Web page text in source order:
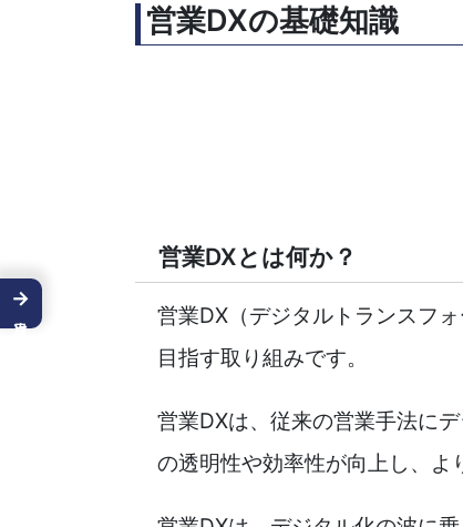
営業DXの基礎知識
営業DXとは何か？
営業DX（デジタルトランスフ
目指す取り組みです。
営業DXは、従来の営業手法に
の透明性や効率性が向上し、よ
→